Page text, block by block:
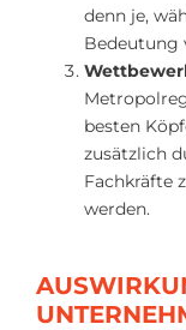
denn je,
Bedeutung
besten
zusätzlich
Fachkräfte
werden.